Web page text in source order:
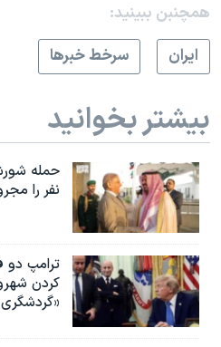
همچنبن ببینید:
ايران
سرخط خبرها
بیشتر بخوانید
نفر را
ترامپ دو
کردن
«گردشگری